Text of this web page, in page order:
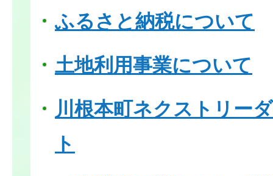
ふるさと納税について
土地利用事業について
川根本町ネクストリー
ト